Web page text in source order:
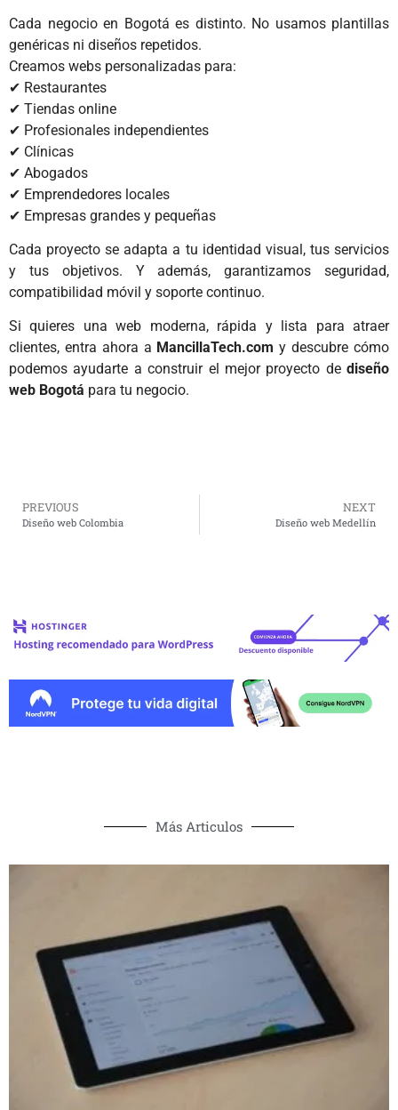
Cada negocio en Bogotá es distinto. No usamos plantillas
genéricas ni diseños repetidos.
Creamos webs personalizadas para:
✔ Restaurantes
✔ Tiendas online
✔ Profesionales independientes
✔ Clínicas
✔ Abogados
✔ Emprendedores locales
✔ Empresas grandes y pequeñas
Cada proyecto se adapta a tu identidad visual, tus servicios
y tus objetivos. Y además, garantizamos seguridad,
compatibilidad móvil y soporte continuo.
Si quieres una web moderna, rápida y lista para atraer
clientes, entra ahora a MancillaTech.com y descubre cómo
podemos ayudarte a construir el mejor proyecto de diseño
web Bogotá para tu negocio.
PREVIOUS
Diseño web Colombia
NEXT
Diseño web Medellín
Más Articulos